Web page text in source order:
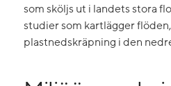
som sköljs ut i landets stora
studier som kartlägger
plastnedskräpning i den